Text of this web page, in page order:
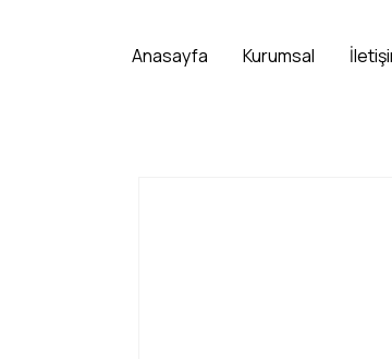
Anasayfa Kurumsal